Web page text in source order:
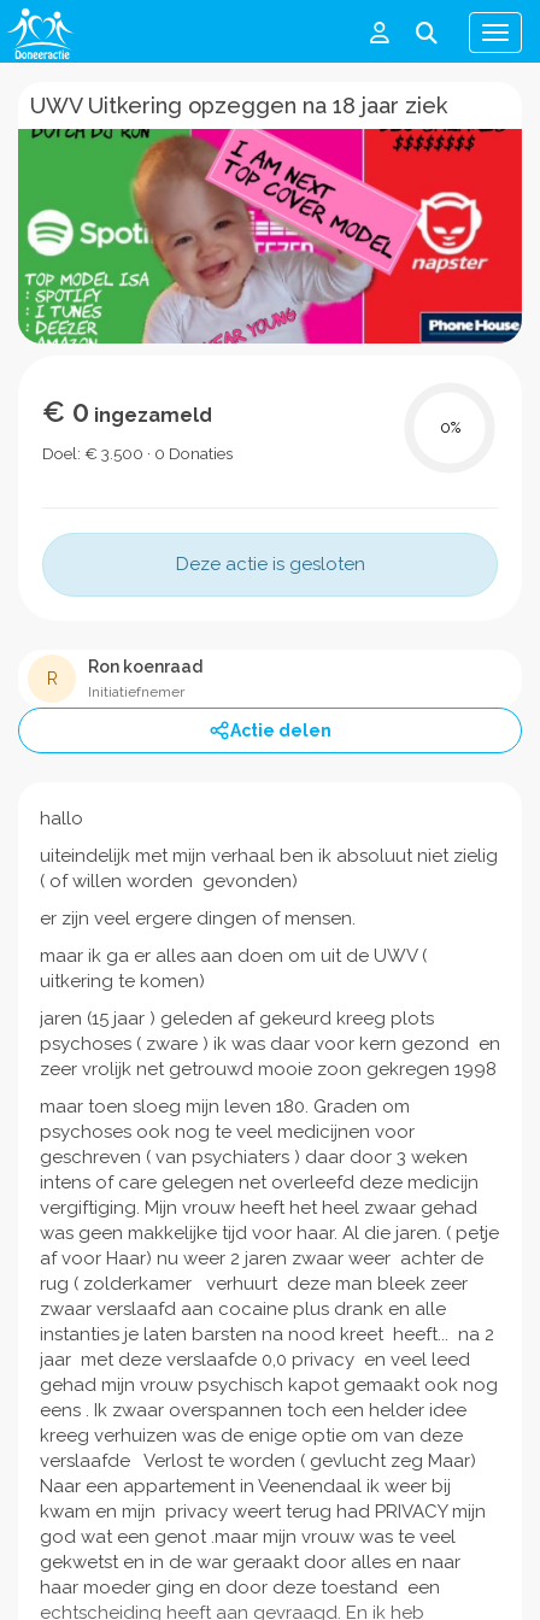
Menu
UWV Uitkering opzeggen na 18 jaar ziek
€ 0 ingezameld
Doel: € 3.500 · 0 Donaties
0%
Deze actie is gesloten
R
Ron koenraad
Initiatiefnemer
Actie delen
hallo
uiteindelijk met mijn verhaal ben ik absoluut niet zielig
( of willen worden gevonden)
er zijn veel ergere dingen of mensen.
maar ik ga er alles aan doen om uit de UWV (
uitkering te komen)
jaren (15 jaar ) geleden af gekeurd kreeg plots
psychoses ( zware ) ik was daar voor kern gezond en
zeer vrolijk net getrouwd mooie zoon gekregen 1998
maar toen sloeg mijn leven 180. Graden om
psychoses ook nog te veel medicijnen voor
geschreven ( van psychiaters ) daar door 3 weken
intens of care gelegen net overleefd deze medicijn
vergiftiging. Mijn vrouw heeft het heel zwaar gehad
was geen makkelijke tijd voor haar. Al die jaren. ( petje
af voor Haar) nu weer 2 jaren zwaar weer achter de
rug ( zolderkamer verhuurt deze man bleek zeer
zwaar verslaafd aan cocaine plus drank en alle
instanties je laten barsten na nood kreet heeft... na 2
jaar met deze verslaafde 0,0 privacy en veel leed
gehad mijn vrouw psychisch kapot gemaakt ook nog
eens . Ik zwaar overspannen toch een helder idee
kreeg verhuizen was de enige optie om van deze
verslaafde Verlost te worden ( gevlucht zeg Maar)
Naar een appartement in Veenendaal ik weer bij
kwam en mijn privacy weert terug had PRIVACY mijn
god wat een genot .maar mijn vrouw was te veel
gekwetst en in de war geraakt door alles en naar
haar moeder ging en door deze toestand een
echtscheiding heeft aan gevraagd. En ik heb